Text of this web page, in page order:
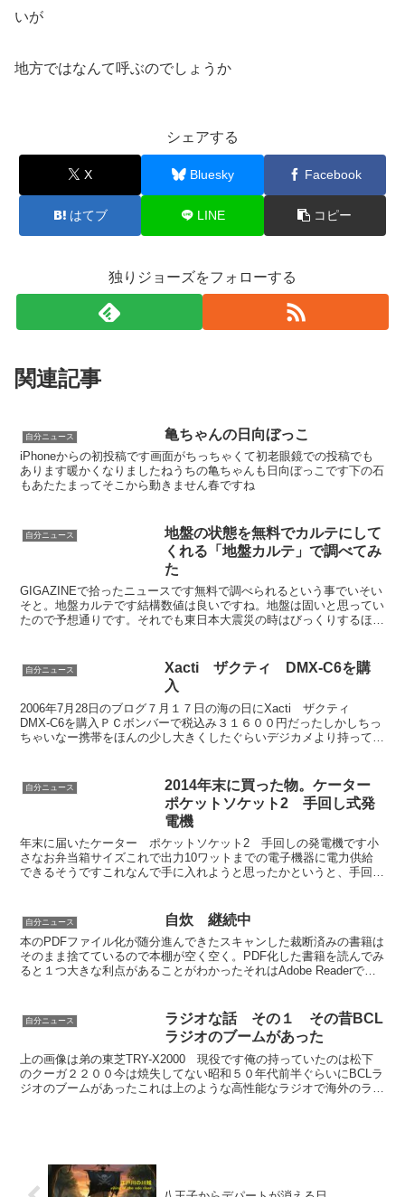
いが
地方ではなんて呼ぶのでしょうか
シェアする
X Bluesky Facebook
はてブ LINE コピー
独りジョーズをフォローする
関連記事
自分ニュース 亀ちゃんの日向ぼっこ
iPhoneからの初投稿です画面がちっちゃくて初老眼鏡での投稿でも
あります暖かくなりましたねうちの亀ちゃんも日向ぼっこです下の石
もあたたまってそこから動きません春ですね
自分ニュース
地盤の状態を無料でカルテにして
くれる「地盤カルテ」で調べてみ
た
GIGAZINEで拾ったニュースです無料で調べられるという事でいそい
そと。地盤カルテです結構数値は良いですね。地盤は固いと思ってい
たので予想通りです。それでも東日本大震災の時はびっくりするほど
自分ニュース
Xacti ザクティ DMX-C6を購
入
2006年7月28日のブログ７月１７日の海の日にXacti ザクティ
DMX-C6を購入ＰＣボンバーで税込み３１６００円だったしかしちっ
ちゃいなー携帯をほんの少し大きくしたぐらいデジカメより持って歩
自分ニュース
2014年末に買った物。ケーター
ポケットソケット2 手回し式発
電機
年末に届いたケーター ポケットソケット2 手回しの発電機です小
さなお弁当箱サイズこれで出力10ワットまでの電子機器に電力供給
できるそうですこれなんで手に入れようと思ったかというと、手回し
自分ニュース 自炊 継続中
本のPDFファイル化が随分進んできたスキャンした裁断済みの書籍は
そのまま捨てているので本棚が空く空く。PDF化した書籍を読んでみ
ると１つ大きな利点があることがわかったそれはAdobe Readerで読
自分ニュース
ラジオな話 その１ その昔BCL
ラジオのブームがあった
上の画像は弟の東芝TRY-X2000 現役です俺の持っていたのは松下
のクーガ２２００今は焼失してない昭和５０年代前半ぐらいにBCLラ
ジオのブームがあったこれは上のような高性能なラジオで海外のラジ